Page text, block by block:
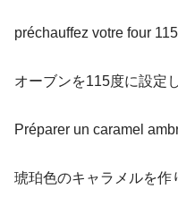
préchauffez votre four 115
オーブンを115度に設定
Préparer un caramel
琥珀色のキャラメルを作